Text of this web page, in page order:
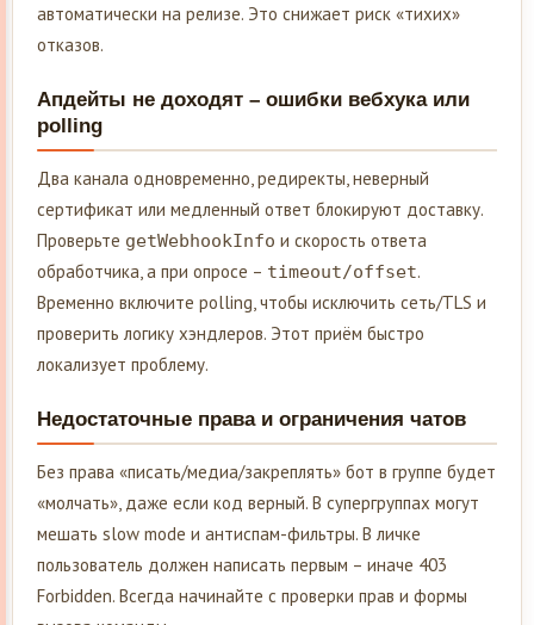
автоматически на релизе. Это снижает риск «тихих»
отказов.
Апдейты не доходят – ошибки вебхука или
polling
Два канала одновременно, редиректы, неверный
сертификат или медленный ответ блокируют доставку.
Проверьте getWebhookInfo и скорость ответа
обработчика, а при опросе – timeout/offset.
Временно включите polling, чтобы исключить сеть/TLS и
проверить логику хэндлеров. Этот приём быстро
локализует проблему.
Недостаточные права и ограничения чатов
Без права «писать/медиа/закреплять» бот в группе будет
«молчать», даже если код верный. В супергруппах могут
мешать slow mode и антиспам-фильтры. В личке
пользователь должен написать первым – иначе 403
Forbidden. Всегда начинайте с проверки прав и формы